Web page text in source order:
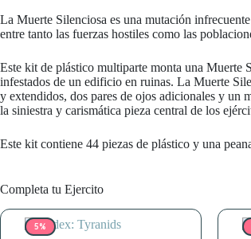
La Muerte Silenciosa es una mutación
entre tanto las fuerzas hostiles como las
Este kit de plástico multiparte monta una Muerte
infestados de un edificio en ruinas. La Muerte
y extendidos, dos pares de ojos adicionales y un
la siniestra y carismática pieza central de los
Este kit contiene 44 piezas de plástico y una
Completa tu Ejercito
5%